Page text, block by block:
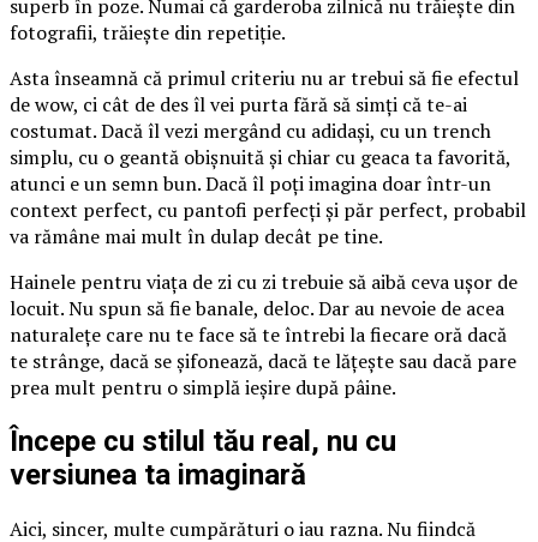
superb în poze. Numai că garderoba zilnică nu trăiește din
fotografii, trăiește din repetiție.
Asta înseamnă că primul criteriu nu ar trebui să fie efectul
de wow, ci cât de des îl vei purta fără să simți că te-ai
costumat. Dacă îl vezi mergând cu adidași, cu un trench
simplu, cu o geantă obișnuită și chiar cu geaca ta favorită,
atunci e un semn bun. Dacă îl poți imagina doar într-un
context perfect, cu pantofi perfecți și păr perfect, probabil
va rămâne mai mult în dulap decât pe tine.
Hainele pentru viața de zi cu zi trebuie să aibă ceva ușor de
locuit. Nu spun să fie banale, deloc. Dar au nevoie de acea
naturalețe care nu te face să te întrebi la fiecare oră dacă
te strânge, dacă se șifonează, dacă te lățește sau dacă pare
prea mult pentru o simplă ieșire după pâine.
Începe cu stilul tău real, nu cu
versiunea ta imaginară
Aici, sincer, multe cumpărături o iau razna. Nu fiindcă